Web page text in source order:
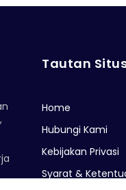
Tautan
Home
Hubungi Kami
Kebijakan Privasi
Syarat &